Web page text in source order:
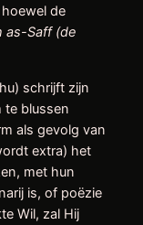
de
as-Saff (de
schrijft zijn
te blussen
als gevolg van
extra) het
met hun
is, of poëzie
Wil, zal Hij